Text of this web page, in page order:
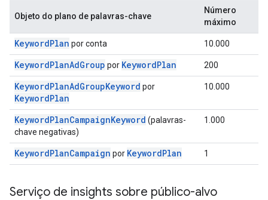
Objeto do plano de palavras-chave
Número
máximo
KeywordPlan por conta 10.000
KeywordPlanAdGroup por KeywordPlan 200
KeywordPlanAdGroupKeyword por
KeywordPlan
10.000
KeywordPlanCampaignKeyword (palavras-
chave negativas)
1.000
KeywordPlanCampaign por KeywordPlan 1
Serviço de insights sobre público-alvo